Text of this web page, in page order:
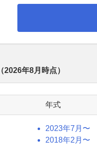
（2026年8月 時点）
年式
2023年7月〜
2018年2月〜